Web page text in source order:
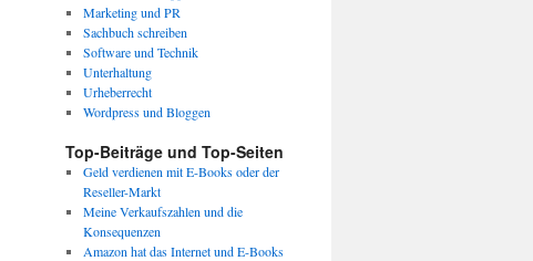
Marketing und PR
Sachbuch schreiben
Software und Technik
Unterhaltung
Urheberrecht
Wordpress und Bloggen
Top-Beiträge und Top-Seiten
Geld verdienen mit E-Books oder der
Reseller-Markt
Meine Verkaufszahlen und die
Konsequenzen
Amazon hat das Internet und E-Books